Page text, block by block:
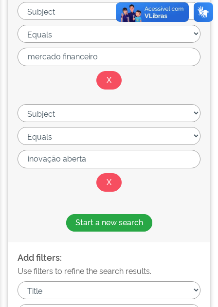
Start a new search
Add filters:
Use filters to refine the search results.